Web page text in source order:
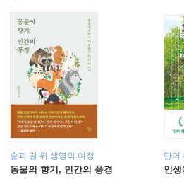
숲과 길 위 생명의 여정
동물의 향기, 인간의 풍경
단어
인